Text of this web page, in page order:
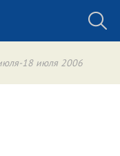
18 июля 2006